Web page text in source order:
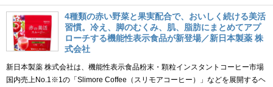
4種類の赤い野菜と果実配合で、おいしく続ける美活
習慣。冷え、脚のむくみ、肌、脂肪にまとめてアプ
ローチする機能性表示食品が新登場／新日本製薬 株
式会社
新日本製薬 株式会社は、機能性表示食品粉末・顆粒インスタントコーヒー市場
国内売上No.1※1の「Slimore Coffee（スリモアコーヒー）」などを展開するヘ